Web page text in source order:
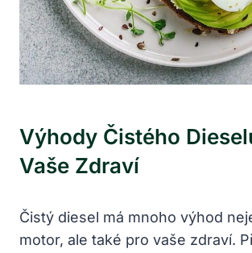
Výhody Čistého
Vaše Zdraví
Čistý diesel má mnoho výhod
motor, ale také pro vaše zdraví.